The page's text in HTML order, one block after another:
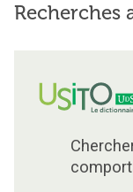
Recherches